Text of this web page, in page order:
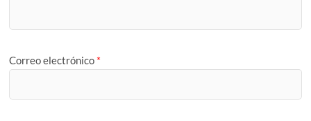
Correo electrónico *